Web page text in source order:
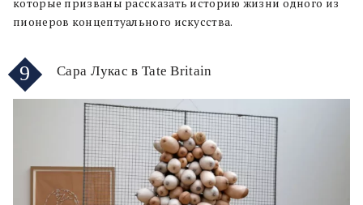
которые призваны рассказать историю жизни одного из
пионеров концептуального искусства.
9 Сара Лукас в Tate Britain